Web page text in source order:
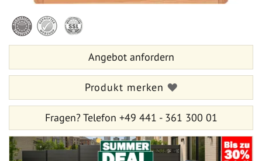
Anfang
der
Bildergalerie
Angebot anfordern
Produkt merken
Fragen?Telefon +49 441 - 361 300 01